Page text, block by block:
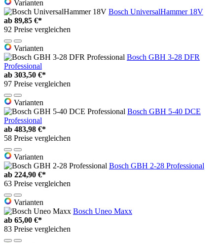
Varianten
Bosch UniversalHammer 18V
ab 89,85 €*
92 Preise vergleichen
Varianten
Bosch GBH 3-28 DFR
Professional
ab 303,50 €*
97 Preise vergleichen
Varianten
Bosch GBH 5-40 DCE
Professional
ab 483,98 €*
58 Preise vergleichen
Varianten
Bosch GBH 2-28 Professional
ab 224,90 €*
63 Preise vergleichen
Varianten
Bosch Uneo Maxx
ab 65,00 €*
83 Preise vergleichen